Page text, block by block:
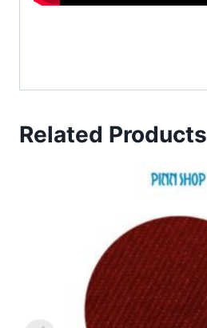
Related Products